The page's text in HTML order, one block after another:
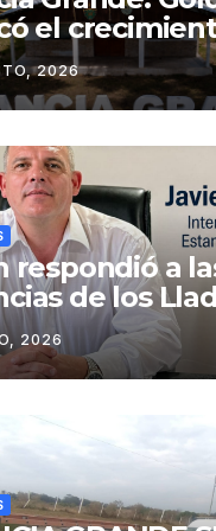
el
anunció
defendió su
las críticas
2026
respondió a
de los
la
2026